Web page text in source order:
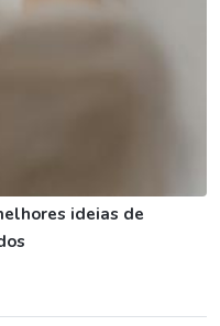
ideias de